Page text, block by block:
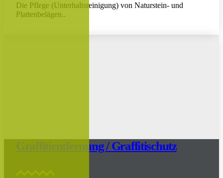
Die Pflege (Unterhaltsreinigung) von Naturstein- und
Plattenbelägen..
Graffitientfernung / Graffitischutz